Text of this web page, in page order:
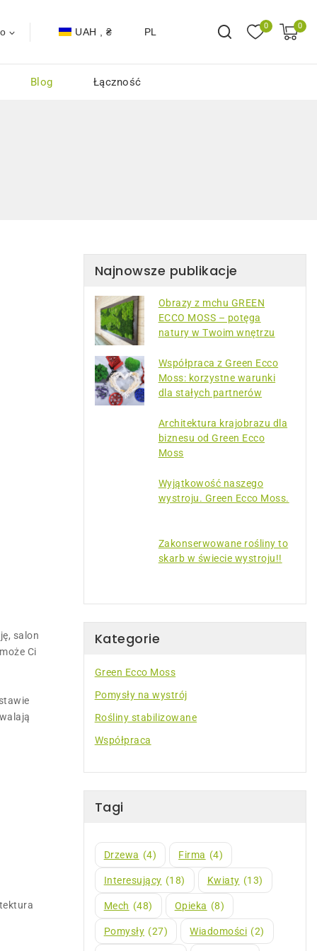
UAH , ₴ PL 0 0
Blog Łączność
salon
Ci
Najnowsze publikacje
Obrazy z mchu GREEN
ECCO MOSS – potęga
natury w Twoim wnętrzu
Współpraca z Green Ecco
Moss: korzystne warunki
dla stałych partnerów
Architektura krajobrazu dla
biznesu od Green Ecco
Moss
Wyjątkowość naszego
wystroju. Green Ecco Moss.
Zakonserwowane rośliny to
skarb w świecie wystroju!!
Kategorie
Green Ecco Moss
Pomysły na wystrój
Rośliny stabilizowane
Współpraca
Tagi
Drzewa (4) Firma (4)
Interesujący (18) Kwiaty (13)
Mech (48) Opieka (8)
Pomysły (27) Wiadomości (2)